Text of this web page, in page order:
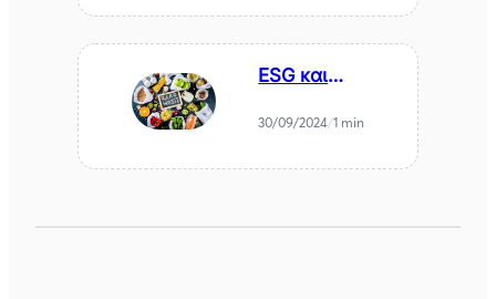
ESG και
Τροφίμων (food
λύση;
30/09/2024/1 min